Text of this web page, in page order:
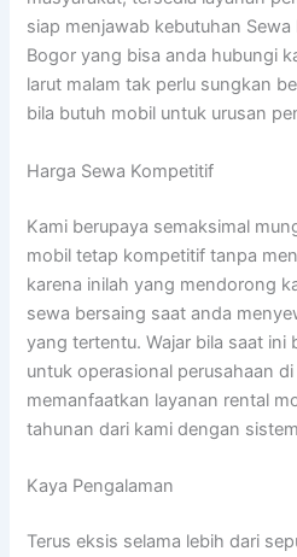
siap menjawab kebutuhan Sewa
Bogor yang bisa anda hubungi
larut malam tak perlu sungkan
bila butuh mobil untuk urusan
Harga Sewa Kompetitif
Kami berupaya semaksimal
mobil tetap kompetitif tanpa
karena inilah yang mendorong
sewa bersaing saat anda
yang tertentu. Wajar bila saat
untuk operasional perusahaan
memanfaatkan layanan rental
tahunan dari kami dengan
Kaya Pengalaman
Terus eksis selama lebih dari